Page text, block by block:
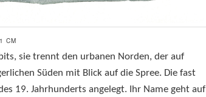
CM
sie trennt den urbanen Norden, der auf
Süden mit Blick auf die Spree. Die fast
19. Jahrhunderts angelegt.
Ihr Name geht auf